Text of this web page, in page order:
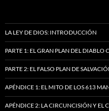
LA LEY DE DIOS: INTRODUCCIÓN
PARTE 1: EL GRAN PLAN DEL DIABLO
PARTE 2: EL FALSO PLAN DE
APÉNDICE 1: EL MITO DE LOS 613
APÉNDICE 2: LA CIRCUNCISIÓN Y EL